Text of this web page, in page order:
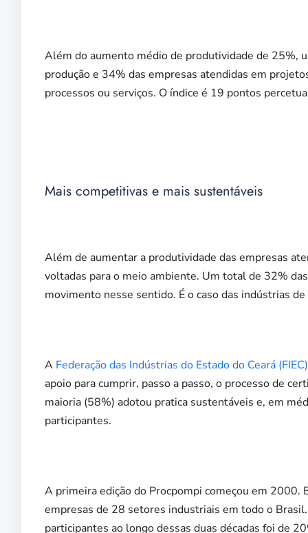
Além do aumento médio de produtividade de 25%,
produção e 34% das empresas atendidas em
processos ou serviços. O índice é 19 pontos
Mais competitivas e mais sustentáveis
Além de aumentar a produtividade das empresas
voltadas para o meio ambiente. Um total de 32%
movimento nesse sentido. É o caso das indústrias
A Federação das Indústrias do Estado do Ceará (FIEC)
apoio para cumprir, passo a passo, o processo de
maioria (58%) adotou pratica sustentáveis e, em
participantes.
A primeira edição do Procpompi começou em 2000.
empresas de 28 setores industriais em todo o
participantes ao longo dessas duas décadas foi de